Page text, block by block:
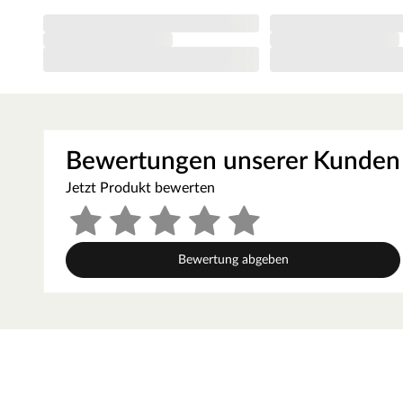
RAL-Farbfächer oder RAL-Farbkarten. Beide
Farbabgleich vor Ort.
Kantenausführung - Designkante
Die Außenkanten des Türblattes sind eckig mit einem
klassisches Aussehen und sorgt zugleich für einen
Das Innenleben dieser Tür besteht aus einer
Bewertungen unserer Kunden
Jetzt Produkt bewerten
Bewertung abgeben